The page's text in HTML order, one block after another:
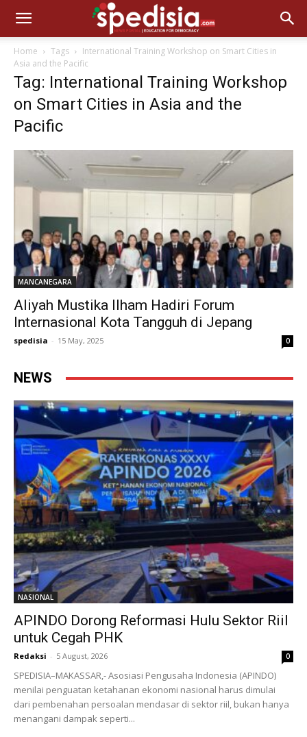
Home Tags
International Training Workshop on Smart Cities in
Asia and the Pacific
Tag: International Training Workshop
on Smart Cities in Asia and the
Pacific
MANCANEGARA
Aliyah Mustika Ilham Hadiri Forum
Internasional Kota Tangguh di Jepang
spedisia - 15 May, 2025 0
NEWS
NASIONAL
APINDO Dorong Reformasi Hulu Sektor Riil
untuk Cegah PHK
Redaksi - 5 August, 2026 0
SPEDISIA–MAKASSAR,- Asosiasi Pengusaha Indonesia (APINDO)
menilai penguatan ketahanan ekonomi nasional harus dimulai
dari pembenahan persoalan mendasar di sektor riil, bukan hanya
menangani dampak seperti...